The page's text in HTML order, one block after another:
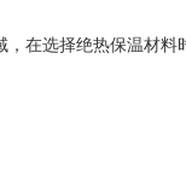
选择绝热保温材料